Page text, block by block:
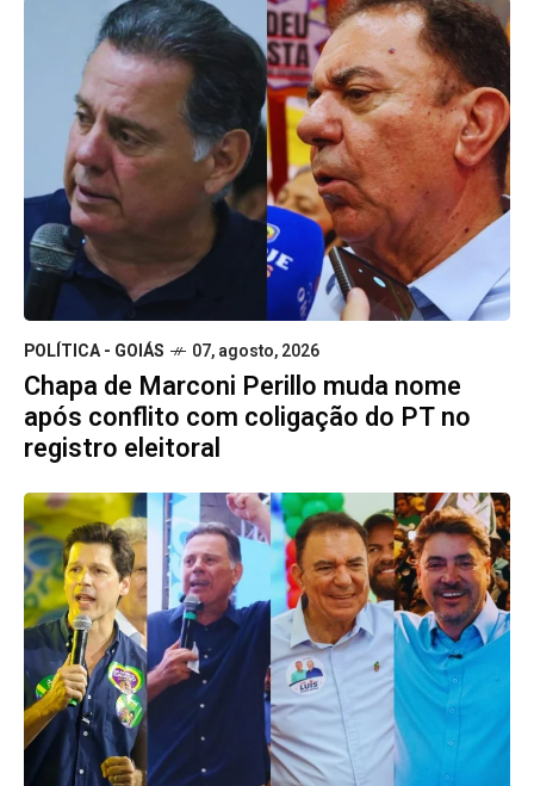
POLÍTICA - GOIÁS 07, agosto, 2026
Chapa de Marconi Perillo muda nome
após conflito com coligação do PT no
registro eleitoral